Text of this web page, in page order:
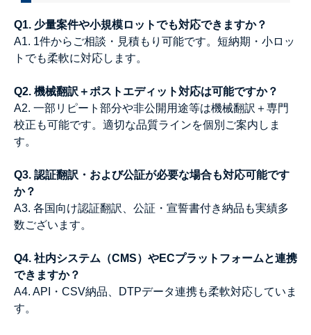
Q1. 少量案件や小規模ロットでも対応できますか？
A1. 1件からご相談・見積もり可能です。短納期・小ロッ
トでも柔軟に対応します。
Q2. 機械翻訳＋ポストエディット対応は可能ですか？
A2. 一部リピート部分や非公開用途等は機械翻訳＋専門
校正も可能です。適切な品質ラインを個別ご案内しま
す。
Q3. 認証翻訳・および公証が必要な場合も対応可能です
か？
A3. 各国向け認証翻訳、公証・宣誓書付き納品も実績多
数ございます。
Q4. 社内システム（CMS）やECプラットフォームと連携
できますか？
A4. API・CSV納品、DTPデータ連携も柔軟対応していま
す。